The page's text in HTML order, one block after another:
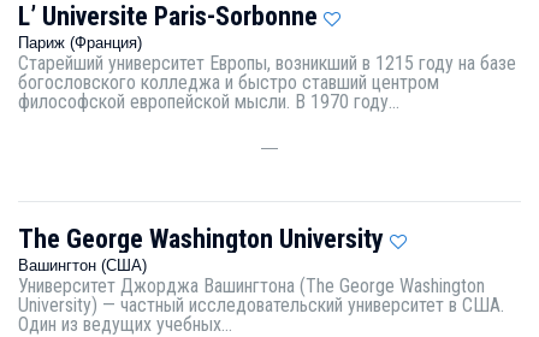
L’ Universite Paris-Sorbonne
Париж (Франция)
Старейший университет Европы, возникший в 1215 году на базе
богословского колледжа и быстро ставший центром
философской европейской мысли. В 1970 году...
—
The George Washington University
Вашингтон (США)
Университет Джорджа Вашингтона (The George Washington
University) — частный исследовательский университет в США.
Один из ведущих учебных...